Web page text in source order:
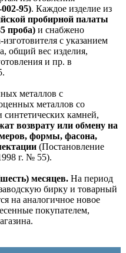
95). Каждое изделие из
пробирной палаты
проба) и снабжено
с указанием
общий вес изделия,
и пр. в
металлов с
металлов со
синтетических камней,
возврату или обмену на
формы, фасона,
(Постановление
г. № 55).
месяцев. На период
бирку и товарный
на аналогичное новое
покупателем,